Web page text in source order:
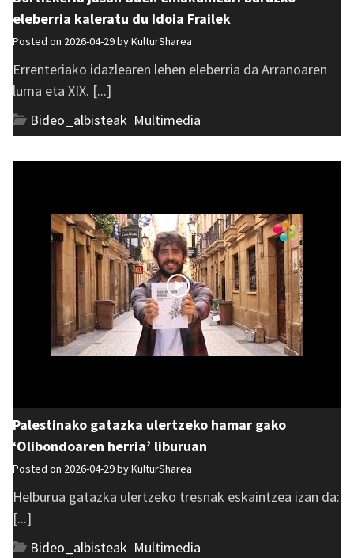
eleberria kaleratu du Idoia Frailek
Posted on 2026-04-29 byKulturSharea
Errenteriako idazlearen lehen eleberria da Arranoaren
luma eta XIX. [...]
Bideo_albisteak Multimedia
Palestinako gatazka ulertzeko hamar gako
‘Olibondoaren herria’ liburuan
Posted on 2026-04-29 byKulturSharea
Helburua gatazka ulertzeko tresnak eskaintzea izan da:
[...]
Bideo_albisteak Multimedia